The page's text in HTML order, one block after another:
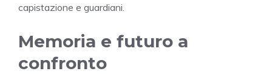
capistazione e guardiani.
Memoria e futuro a
confronto